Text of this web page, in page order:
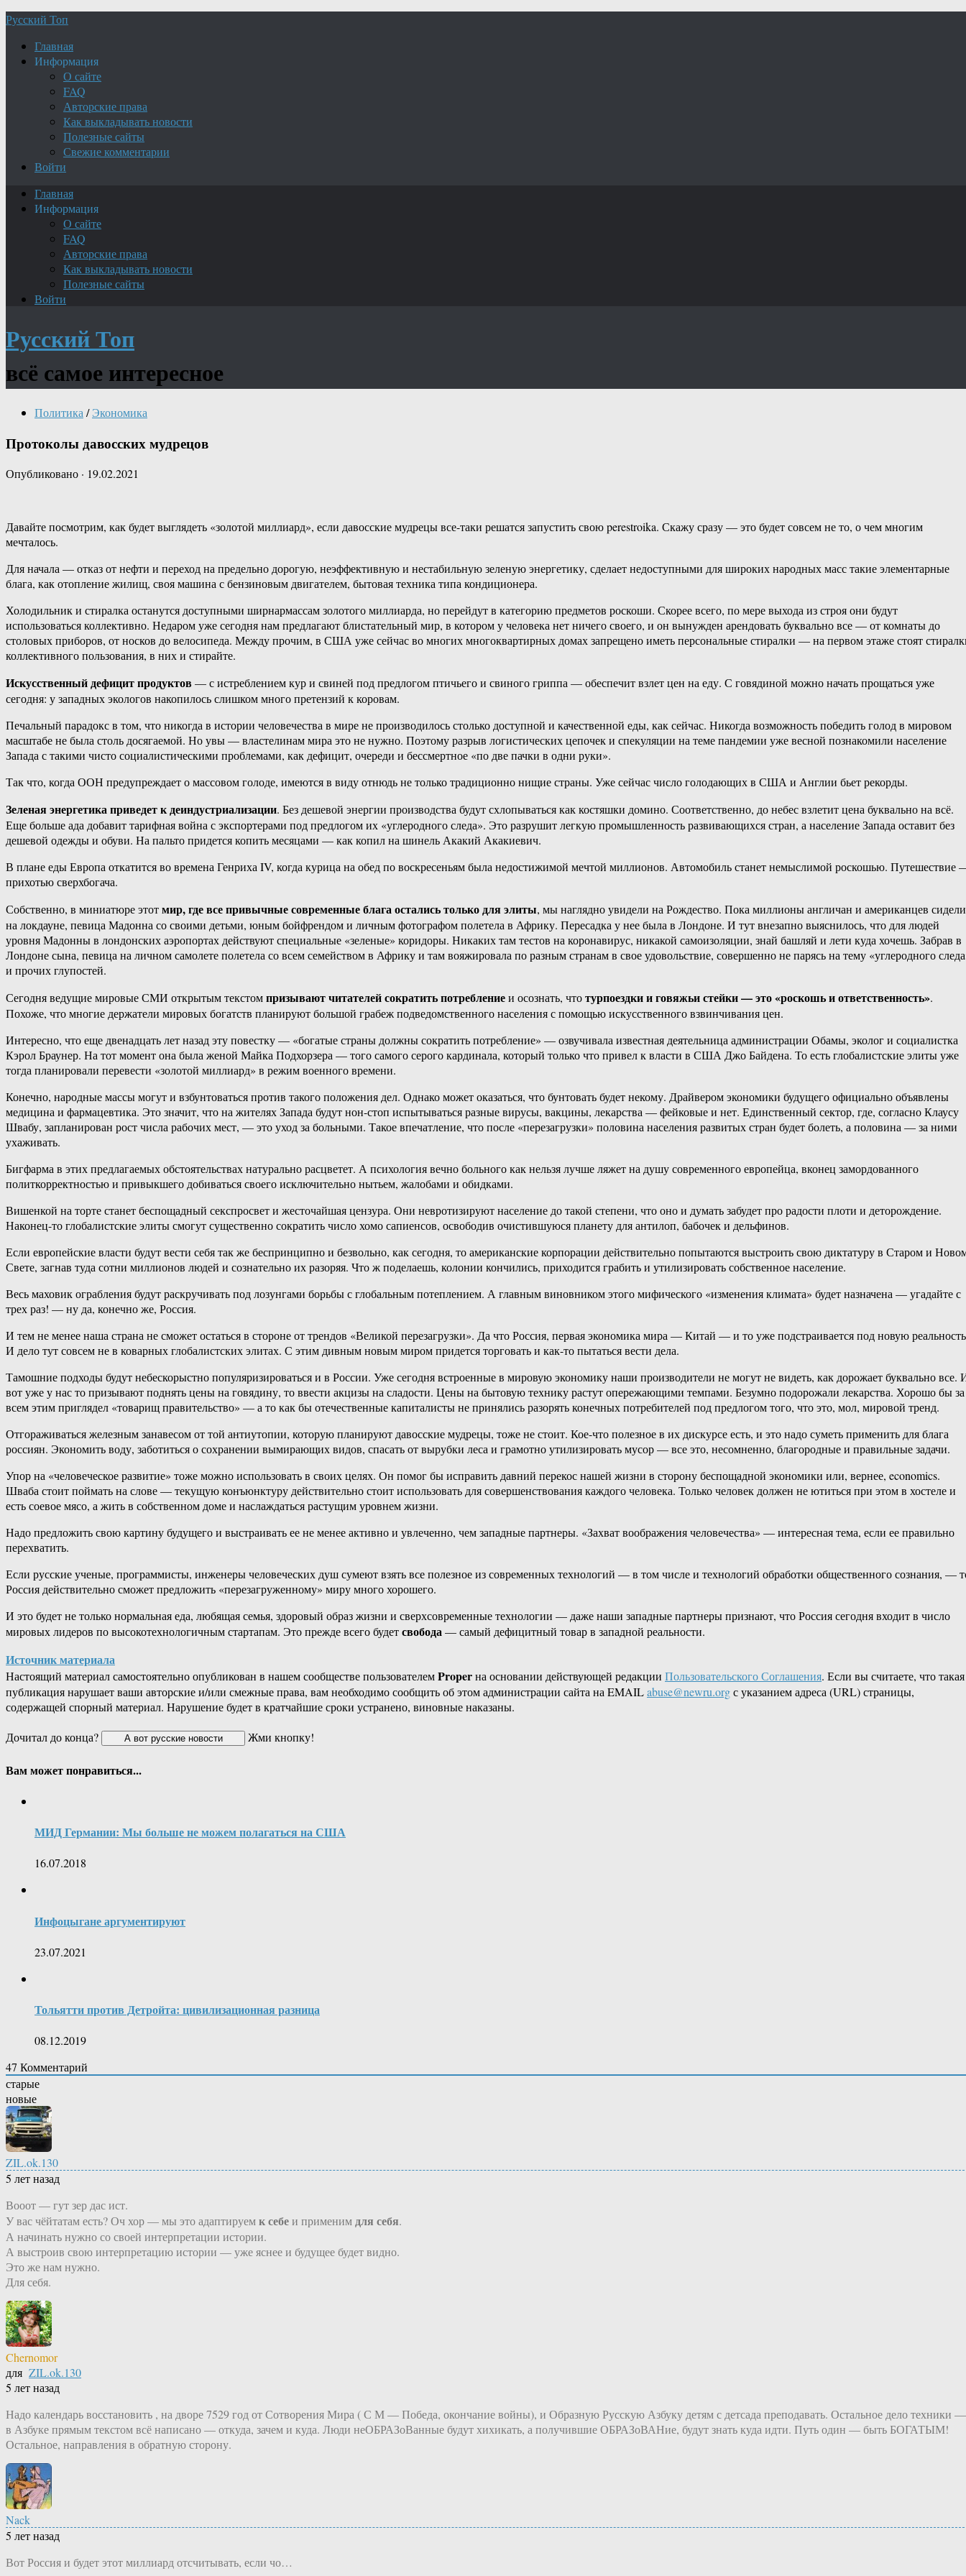
Русский Топ
Главная
Информация
О сайте
FAQ
Авторские права
Как выкладывать новости
Полезные сайты
Свежие комментарии
Войти
Главная
Информация
О сайте
FAQ
Авторские права
Как выкладывать новости
Полезные сайты
Войти
Русский Топ
всё самое интересное
Политика / Экономика
Протоколы давосских мудрецов
Опубликовано · 19.02.2021
Давайте посмотрим, как будет выглядеть «золотой миллиард», если давосские мудрецы все-таки решатся запустить свою perestroika. Скажу сразу — это будет совсем не то, о чем многим
мечталось.
Для начала — отказ от нефти и переход на предельно дорогую, неэффективную и нестабильную зеленую энергетику, сделает недоступными для широких народных масс такие элементарные
блага, как отопление жилищ, своя машина с бензиновым двигателем, бытовая техника типа кондиционера.
Холодильник и стиралка останутся доступными ширнармассам золотого миллиарда, но перейдут в категорию предметов роскоши. Скорее всего, по мере выхода из строя они будут
использоваться коллективно. Недаром уже сегодня нам предлагают блистательный мир, в котором у человека нет ничего своего, и он вынужден арендовать буквально все — от комнаты до
столовых приборов, от носков до велосипеда. Между прочим, в США уже сейчас во многих многоквартирных домах запрещено иметь персональные стиралки — на первом этаже стоят
коллективного пользования, в них и стирайте.
Искусственный дефицит продуктов — с истреблением кур и свиней под предлогом птичьего и свиного гриппа — обеспечит взлет цен на еду. С говядиной можно начать прощаться уже
сегодня: у западных экологов накопилось слишком много претензий к коровам.
Печальный парадокс в том, что никогда в истории человечества в мире не производилось столько доступной и качественной еды, как сейчас. Никогда возможность победить голод в мировом
масштабе не была столь досягаемой. Но увы — властелинам мира это не нужно. Поэтому разрыв логистических цепочек и спекуляции на теме пандемии уже весной познакомили население
Запада с такими чисто социалистическими проблемами, как дефицит, очереди и бессмертное «по две пачки в одни руки».
Так что, когда ООН предупреждает о массовом голоде, имеются в виду отнюдь не только традиционно нищие страны. Уже сейчас число голодающих в США и Англии бьет рекорды.
Зеленая энергетика приведет к деиндустриализации. Без дешевой энергии производства будут схлопываться как костяшки домино. Соответственно, до небес взлетит цена буквально на всё.
Еще больше ада добавит тарифная война с экспортерами под предлогом их «углеродного следа». Это разрушит легкую промышленность развивающихся стран, а население Запада оставит без
дешевой одежды и обуви. На пальто придется копить месяцами — как копил на шинель Акакий Акакиевич.
В плане еды Европа откатится во времена Генриха IV, когда курица на обед по воскресеньям была недостижимой мечтой миллионов. Автомобиль станет немыслимой роскошью. Путешествие
прихотью сверхбогача.
Собственно, в миниатюре этотмир, где все привычные современные блага остались только для элиты, мы наглядно увидели на Рождество. Пока миллионы англичан и американцев сидели
на локдауне, певица Мадонна со своими детьми, юным бойфрендом и личным фотографом полетела в Африку. Пересадка у нее была в Лондоне. И тут внезапно выяснилось, что для людей
уровня Мадонны в лондонских аэропортах действуют специальные «зеленые» коридоры. Никаких там тестов на коронавирус, никакой самоизоляции, знай башляй и лети куда хочешь. Забрав в
Лондоне сына, певица на личном самолете полетела со всем семейством в Африку и там вояжировала по разным странам в свое удовольствие, совершенно не парясь на тему «углеродного
и прочих глупостей.
Сегодня ведущие мировые СМИ открытым текстомпризывают читателей сократить потреблениеи осознать, чтотурпоездки и говяжьи стейки — это «роскошь и ответственность».
Похоже, что многие держатели мировых богатств планируют большой грабеж подведомственного населения с помощью искусственного взвинчивания цен.
Интересно, что еще двенадцать лет назад эту повестку — «богатые страны должны сократить потребление» — озвучивала известная деятельница администрации Обамы, эколог и социалистка
Кэрол Браунер. На тот момент она была женой Майка Подхорзера — того самого серого кардинала, который только что привел к власти в США Джо Байдена. То есть глобалистские элиты уже
тогда планировали перевести «золотой миллиард» в режим военного времени.
Конечно, народные массы могут и взбунтоваться против такого положения дел. Однако может оказаться, что бунтовать будет некому. Драйвером экономики будущего официально объявлены
медицина и фармацевтика. Это значит, что на жителях Запада будут нон-стоп испытываться разные вирусы, вакцины, лекарства — фейковые и нет. Единственный сектор, где, согласно Клаусу
Швабу, запланирован рост числа рабочих мест, — это уход за больными. Такое впечатление, что после «перезагрузки» половина населения развитых стран будет болеть, а половина — за ними
ухаживать.
Бигфарма в этих предлагаемых обстоятельствах натурально расцветет. А психология вечно больного как нельзя лучше ляжет на душу современного европейца, вконец замордованного
политкорректностью и привыкшего добиваться своего исключительно нытьем, жалобами и обидками.
Вишенкой на торте станет беспощадный секспросвет и жесточайшая цензура. Они невротизируют население до такой степени, что оно и думать забудет про радости плоти и деторождение.
Наконец-то глобалистские элиты смогут существенно сократить число хомо сапиенсов, освободив очистившуюся планету для антилоп, бабочек и дельфинов.
Если европейские власти будут вести себя так же беспринципно и безвольно, как сегодня, то американские корпорации действительно попытаются выстроить свою диктатуру в Старом и
Свете, загнав туда сотни миллионов людей и сознательно их разоряя. Что ж поделаешь, колонии кончились, приходится грабить и утилизировать собственное население.
Весь маховик ограбления будут раскручивать под лозунгами борьбы с глобальным потеплением. А главным виновником этого мифического «изменения климата» будет назначена — угадайте с
трех раз! — ну да, конечно же, Россия.
И тем не менее наша страна не сможет остаться в стороне от трендов «Великой перезагрузки». Да что Россия, первая экономика мира — Китай — и то уже подстраивается под новую
И дело тут совсем не в коварных глобалистских элитах. С этим дивным новым миром придется торговать и как-то пытаться вести дела.
Тамошние подходы будут небескорыстно популяризироваться и в России. Уже сегодня встроенные в мировую экономику наши производители не могут не видеть, как дорожает буквально все.
вот уже у нас то призывают поднять цены на говядину, то ввести акцизы на сладости. Цены на бытовую технику растут опережающими темпами. Безумно подорожали лекарства. Хорошо бы за
всем этим приглядел «товарищ правительство» — а то как бы отечественные капиталисты не принялись разорять конечных потребителей под предлогом того, что это, мол, мировой тренд.
Отгораживаться железным занавесом от той антиутопии, которую планируют давосские мудрецы, тоже не стоит. Кое-что полезное в их дискурсе есть, и это надо суметь применить для блага
россиян. Экономить воду, заботиться о сохранении вымирающих видов, спасать от вырубки леса и грамотно утилизировать мусор — все это, несомненно, благородные и правильные задачи.
Упор на «человеческое развитие» тоже можно использовать в своих целях. Он помог бы исправить давний перекос нашей жизни в сторону беспощадной экономики или, вернее, economics.
Шваба стоит поймать на слове — текущую конъюнктуру действительно стоит использовать для совершенствования каждого человека. Только человек должен не ютиться при этом в хостеле и
есть соевое мясо, а жить в собственном доме и наслаждаться растущим уровнем жизни.
Надо предложить свою картину будущего и выстраивать ее не менее активно и увлеченно, чем западные партнеры. «Захват воображения человечества» — интересная тема, если ее правильно
перехватить.
Если русские ученые, программисты, инженеры человеческих душ сумеют взять все полезное из современных технологий — в том числе и технологий обработки общественного сознания, —
Россия действительно сможет предложить «перезагруженному» миру много хорошего.
И это будет не только нормальная еда, любящая семья, здоровый образ жизни и сверхсовременные технологии — даже наши западные партнеры признают, что Россия сегодня входит в число
мировых лидеров по высокотехнологичным стартапам. Это прежде всего будетсвобода— самый дефицитный товар в западной реальности.
Источник материала
Настоящий материал самостоятельно опубликован в нашем сообществе пользователемProperна основании действующей редакции Пользовательского Соглашения. Если вы считаете, что такая
публикация нарушает ваши авторские и/или смежные права, вам необходимо сообщить об этом администрации сайта на EMAILabuse@newru.orgс указанием адреса (URL) страницы,
содержащей спорный материал. Нарушение будет в кратчайшие сроки устранено, виновные наказаны.
Дочитал до конца?
Жми кнопку!
Вам может понравиться...
МИД Германии: Мы больше не можем полагаться на США
16.07.2018
Инфоцыгане аргументируют
23.07.2021
Тольятти против Детройта: цивилизационная разница
08.12.2019
47 Комментарий
старые
новые
ZIL.ok.130
5 лет назад
Вооот — гут зер дас ист.
У вас чёйтатам есть? Оч хор — мы это адаптируемк себеи применимдля себя.
А начинать нужно со своей интерпретации истории.
А выстроив свою интерпретацию истории — уже яснее и будущее будет видно.
Это же нам нужно.
Для себя.
Chernomor
для ZIL.ok.130
5 лет назад
Надо календарь восстановить , на дворе 7529 год от Сотворения Мира ( С М — Победа, окончание войны), и Образную Русскую Азбуку детям с детсада преподавать. Остальное дело техники —
в Азбуке прямым текстом всё написано — откуда, зачем и куда. Люди неОБРАЗоВанные будут хихикать, а получившие ОБРАЗоВАНие, будут знать куда идти. Путь один — быть БОГАТЫМ!
Остальное, направления в обратную сторону.
Nack
5 лет назад
Вот Россия и будет этот миллиард отсчитывать, если чо…